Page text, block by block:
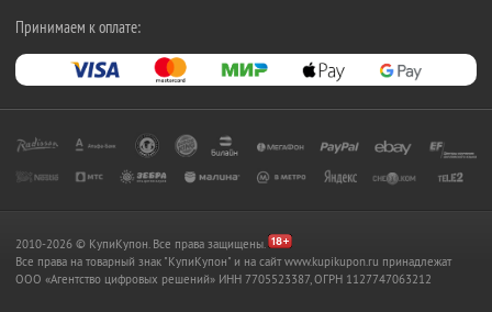
Принимаем к оплате:
2010-2026 © КупиКупон. Все права защищены.
Все права на товарный знак "КупиКупон" и на сайт www.kupikupon.ru принадлежат
OOO «Агентство цифровых решений» ИНН 7705523387, ОГРН 1127747063212